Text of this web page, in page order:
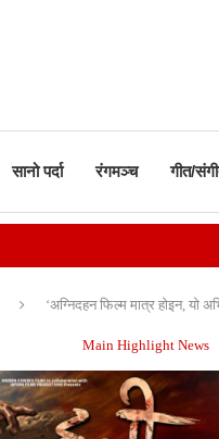
सानो पर्दा रंगमञ्च गीत/
‘अग्निदहन फिल्म मात्र होइन, यो
Main Highlight News